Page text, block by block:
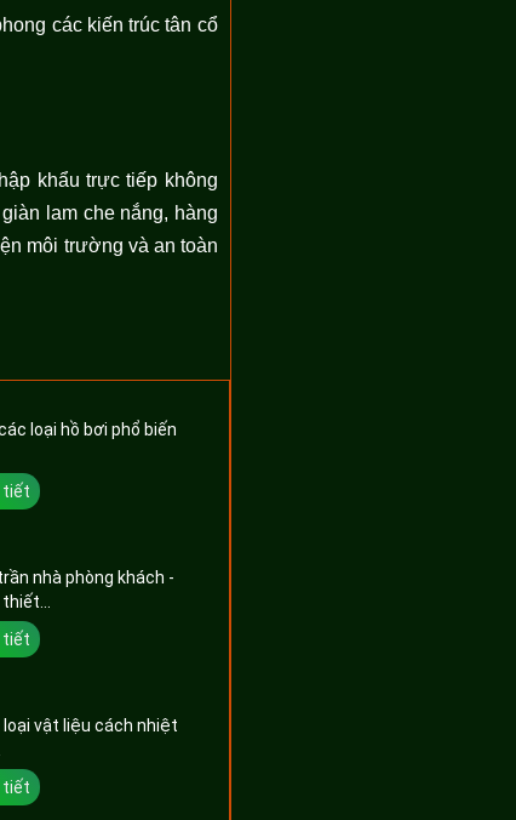
các kiến trúc tân cổ
khẩu trực tiếp không
lam che nắng, hàng
môi trường và an toàn
loại hồ bơi phổ biến
tiết
nhà phòng khách -
tiết
loại vật liệu cách nhiệt
tiết